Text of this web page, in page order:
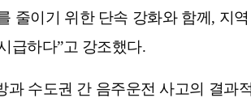
줄이기 위한 단속 강화와 함께, 지
급하다”고 강조했다.
과 수도권 간 음주운전 사고의 결과